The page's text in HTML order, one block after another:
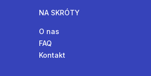
NA SKRÓTY
O nas
FAQ
Kontakt